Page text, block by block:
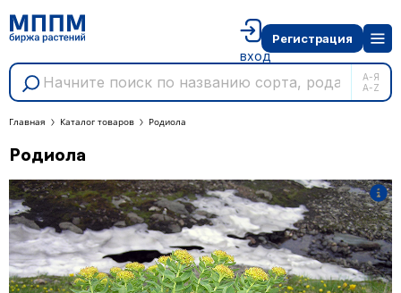
А-Я
A-Z
вход
Регистрация
Главная Каталог товаров Родиола
Родиола